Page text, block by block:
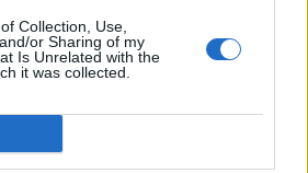
Collection, Use,
or Sharing of my
Is Unrelated with the
it was collected.
06/08/26|16:09
για μεγαλύτερη
και
υπηρεσίες